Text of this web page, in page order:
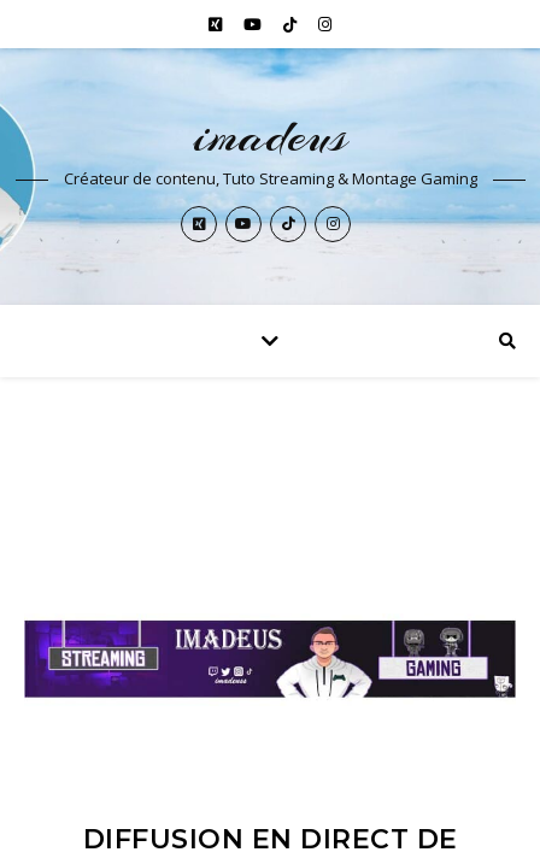
imadeus
Créateur de contenu, Tuto Streaming & Montage Gaming
DIFFUSION EN DIRECT DE